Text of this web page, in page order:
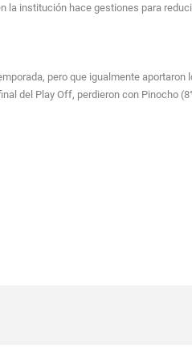
institución hace gestiones para
pero que igualmente aportaron
del Play Off, perdieron con Pinocho